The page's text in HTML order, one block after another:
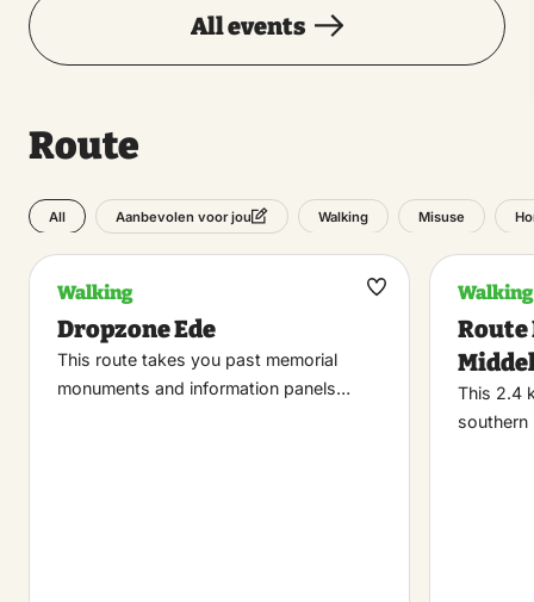
All events
Route
All Aanbevolen voor jou Walking Misuse
Walking
Dropzone Ede
This route takes you past memorial
monuments and information panels…
Maak
Walking
Route
This 2.4